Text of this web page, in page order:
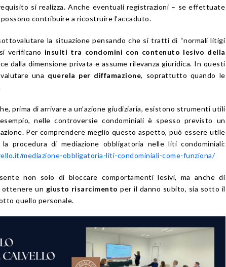
si realizza. Anche eventuali registrazioni – se effettuate
contribuire a ricostruire l’accaduto.
la situazione pensando che si tratti di “normali litigi
verificano insulti tra condomini con contenuto lesivo della
dalla dimensione privata e assume rilevanza giuridica. In questi
una querela per diffamazione, soprattutto quando le
prima di arrivare a un’azione giudiziaria, esistono strumenti utili
nelle controversie condominiali è spesso previsto un
Per comprendere meglio questo aspetto, può essere utile
procedura di mediazione obbligatoria nelle liti condominiali:
mediazione-obbligatoria-liti-condominiali-come-funziona/
non solo di bloccare comportamenti lesivi, ma anche di
ottenere un giusto risarcimento per il danno subito, sia sotto il
quello personale.